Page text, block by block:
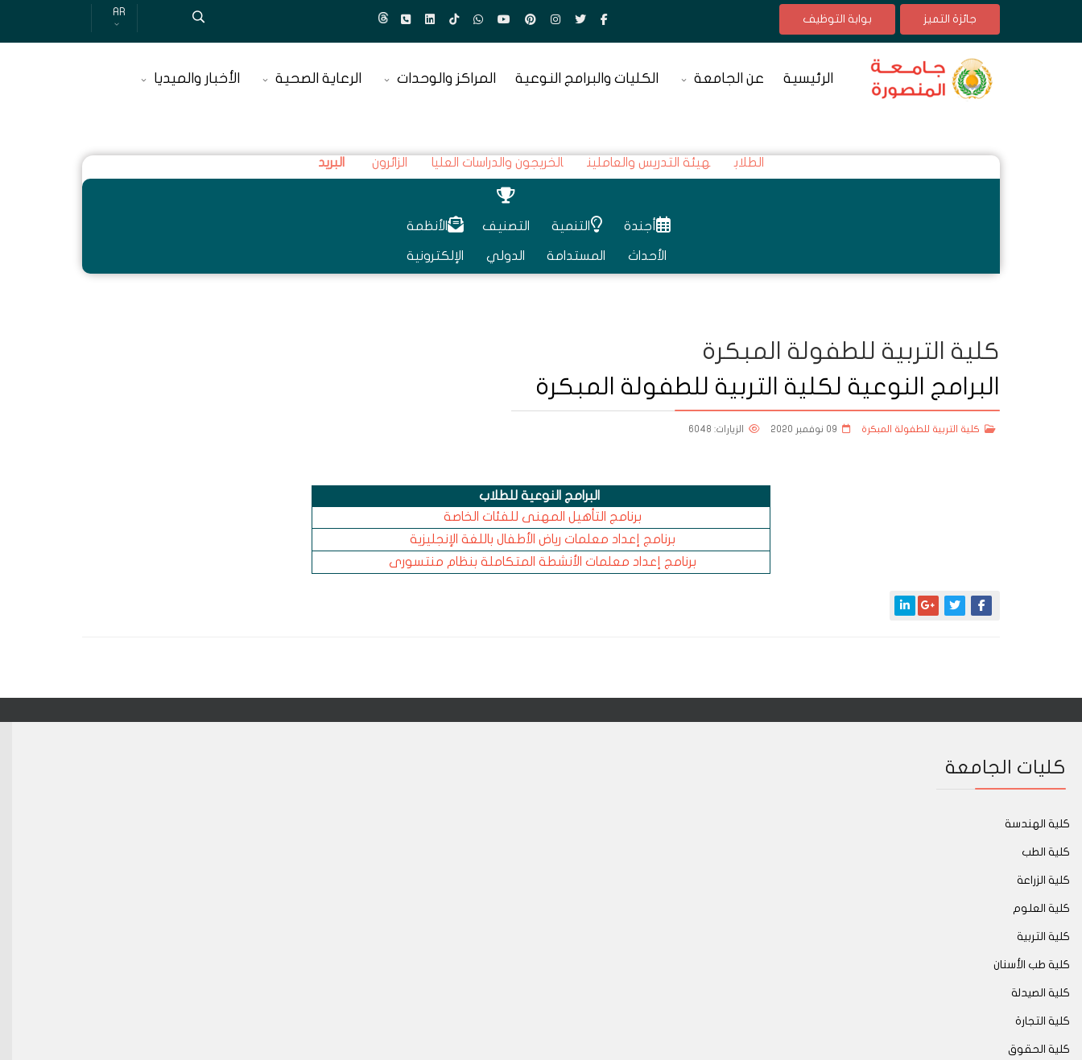
جائزة التميز بوابة التوظيف
AR
الرئيسية عن الجامعة الكليات والبرامج النوعية المراكز والوحدات الرعاية الصحية الأخبار والميديا
الطلاب هيئة التدريس والعاملين الخريجون والدراسات العليا الزائرون البريد
أجندة
الأحداث
التنمية
المستدامة
التصنيف
الدولي
الأنظمة
الإلكترونية
كلية التربية للطفولة المبكرة
البرامج النوعية لكلية التربية للطفولة المبكرة
كلية التربية للطفولة المبكرة 09 نوفمبر 2020 الزيارات: 6048
البرامج النوعية للطلاب
برنامج التأهيل المهنى للفئات الخاصة
برنامج إعداد معلمات رياض الأطفال باللغة الإنجليزية
برنامج إعداد معلمات الأنشطة المتكاملة بنظام منتسورى
كليات الجامعة
كلية الهندسة
كلية الطب
كلية الزراعة
كلية العلوم
كلية التربية
كلية طب الأسنان
كلية الصيدلة
كلية التجارة
كلية الحقوق